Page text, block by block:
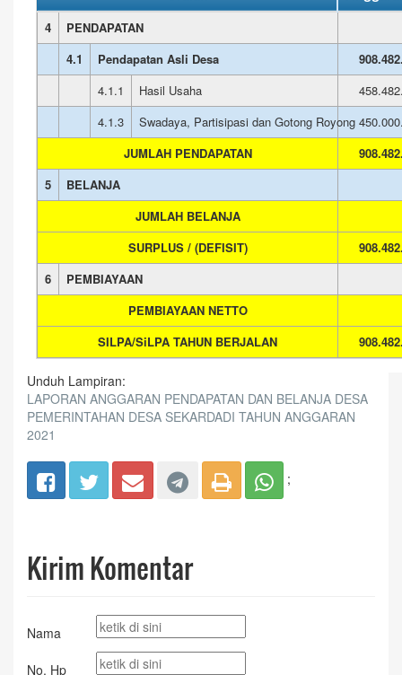
4
PENDAPATAN
4.1
Pendapatan Asli Desa
4.1.1
Hasil Usaha
4.1.3
Swadaya, Partisipasi dan Gotong Royong
JUMLAH PENDAPATAN
5
BELANJA
JUMLAH BELANJA
SURPLUS / (DEFISIT)
6
PEMBIAYAAN
PEMBIAYAAN NETTO
SILPA/SiLPA TAHUN BERJALAN
Unduh Lampiran:
LAPORAN ANGGARAN PENDAPATAN DAN BELANJA DESA
PEMERINTAHAN DESA SEKARDADI TAHUN ANGGARAN
2021
;
Kirim Komentar
Nama
No. Hp